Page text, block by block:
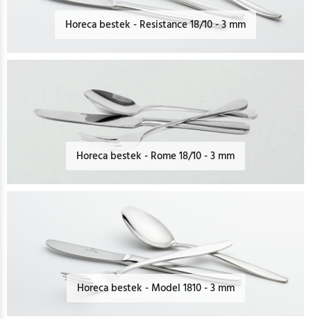
Horeca bestek - Resistance 18/10 - 3 mm
Horeca bestek - Rome 18/10 - 3 mm
Horeca bestek - Model 1810 - 3 mm